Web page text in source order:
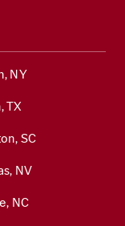
NY
TX
SC
NV
NC